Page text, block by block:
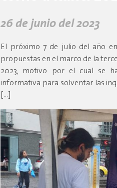
26 de junio del 2023
El próximo 7 de julio del año
propuestas en el marco de la
2023, motivo por el cual se
informativa para solventar las
[…]